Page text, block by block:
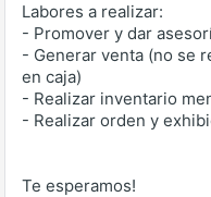
Labores a realizar:
- Promover y dar
- Generar venta (no se
en caja)
- Realizar inventario
- Realizar orden y
Te esperamos!